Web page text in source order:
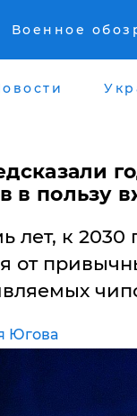
Военное
в пользу
лет, к 2030
от
Югова